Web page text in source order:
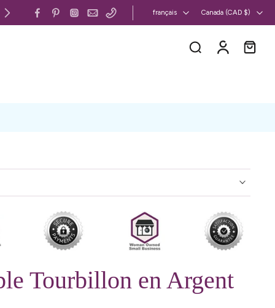
Canada et États-Unis : livraison gratuite
français Canada ‎(CAD $)‎
Tourbillon en Argent